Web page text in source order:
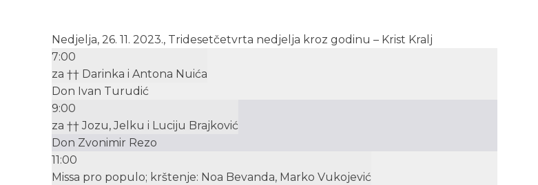
Nedjelja, 26. 11. 2023., Tridesetčetvrta nedjelja kroz godinu – Krist Kralj
7:00
za †† Darinka i Antona Nuića
Don Ivan Turudić
9:00
za †† Jozu, Jelku i Luciju Brajković
Don Zvonimir Rezo
11:00
Missa pro populo; krštenje: Noa Bevanda, Marko Vukojević